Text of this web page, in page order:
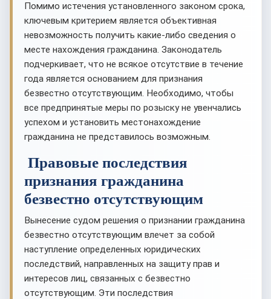
Помимо истечения установленного законом срока,
ключевым критерием является объективная
невозможность получить какие-либо сведения о
месте нахождения гражданина. Законодатель
подчеркивает, что не всякое отсутствие в течение
года является основанием для признания
безвестно отсутствующим. Необходимо, чтобы
все предпринятые меры по розыску не увенчались
успехом и установить местонахождение
гражданина не представилось возможным.
Правовые последствия
признания гражданина
безвестно отсутствующим
Вынесение судом решения о признании гражданина
безвестно отсутствующим влечет за собой
наступление определенных юридических
последствий, направленных на защиту прав и
интересов лиц, связанных с безвестно
отсутствующим. Эти последствия